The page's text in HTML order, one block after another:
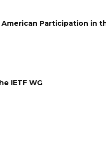
Participation in
IETF WG